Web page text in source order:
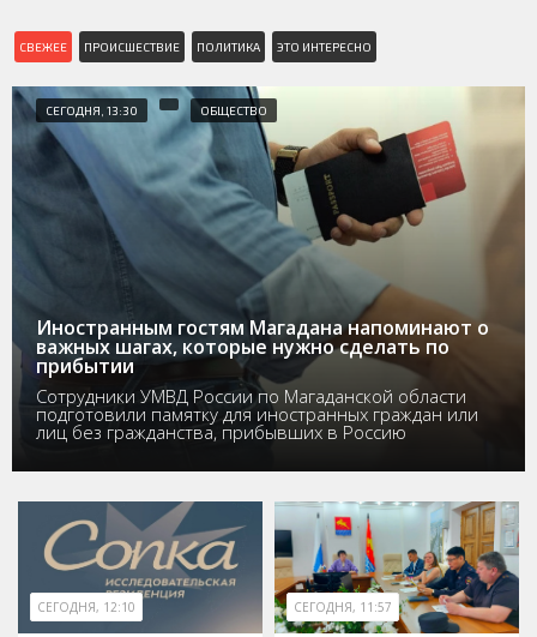
СВЕЖЕЕ ПРОИСШЕСТВИЕ ПОЛИТИКА ЭТО ИНТЕРЕСНО
СЕГОДНЯ, 13:30 ОБЩЕСТВО
Иностранным гостям Магадана напоминают о
важных шагах, которые нужно сделать по
прибытии
Сотрудники УМВД России по Магаданской области
подготовили памятку для иностранных граждан или
лиц без гражданства, прибывших в Россию
СЕГОДНЯ, 12:10 СЕГОДНЯ, 11:57